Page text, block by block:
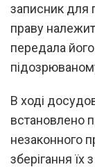
записник для
праву
передала
В ході
встановлено
незаконного
зберігання